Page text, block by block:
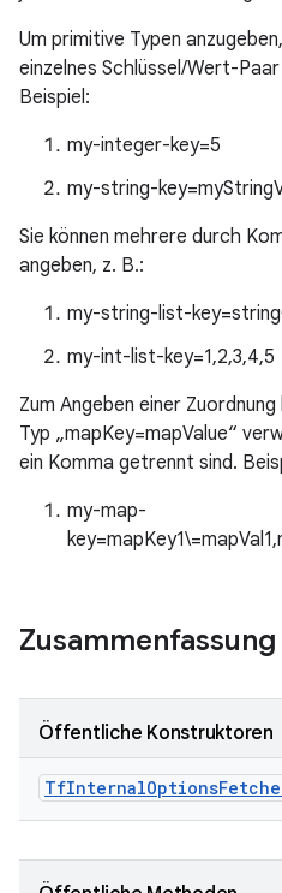
Um primitive Typen
einzelnes Schlüssel/Wert-
Beispiel:
my-integer-key=5
my-string-
Sie können mehrere durch
angeben, z. B.:
my-string-list-
my-int-list-key=1,2,3,4,5
Zum Angeben einer
Typ „mapKey=mapValue“
ein Komma getrennt sind.
my-map-
Zusammenfassung
Öffentliche Konstruktoren
TfInternalOptions